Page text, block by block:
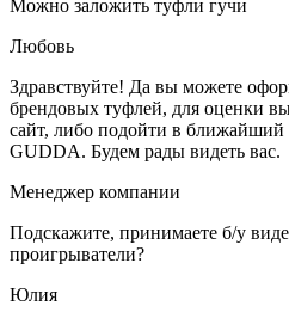
Можно заложить туфли гучи
Любовь
Здравствуйте! Да вы можете
брендовых туфлей, для оценки
сайт, либо подойти в
GUDDA. Будем рады видеть вас.
Менеджер компании
Подскажите, принимаете б/у
проигрыватели?
Юлия